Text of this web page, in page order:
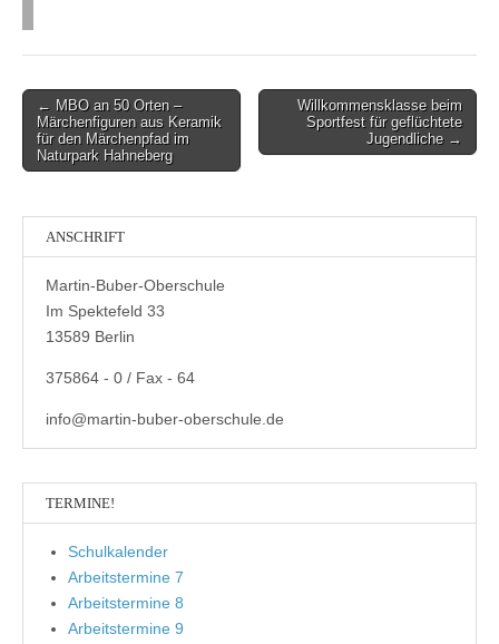
Post
navigation
← MBO an 50 Orten –
Märchenfiguren aus Keramik
für den Märchenpfad im
Naturpark Hahneberg
Willkommensklasse beim
Sportfest für geflüchtete
Jugendliche →
ANSCHRIFT
Martin-Buber-Oberschule
Im Spektefeld 33
13589 Berlin
375864 - 0 / Fax - 64
info@martin-buber-oberschule.de
TERMINE!
Schulkalender
Arbeitstermine 7
Arbeitstermine 8
Arbeitstermine 9